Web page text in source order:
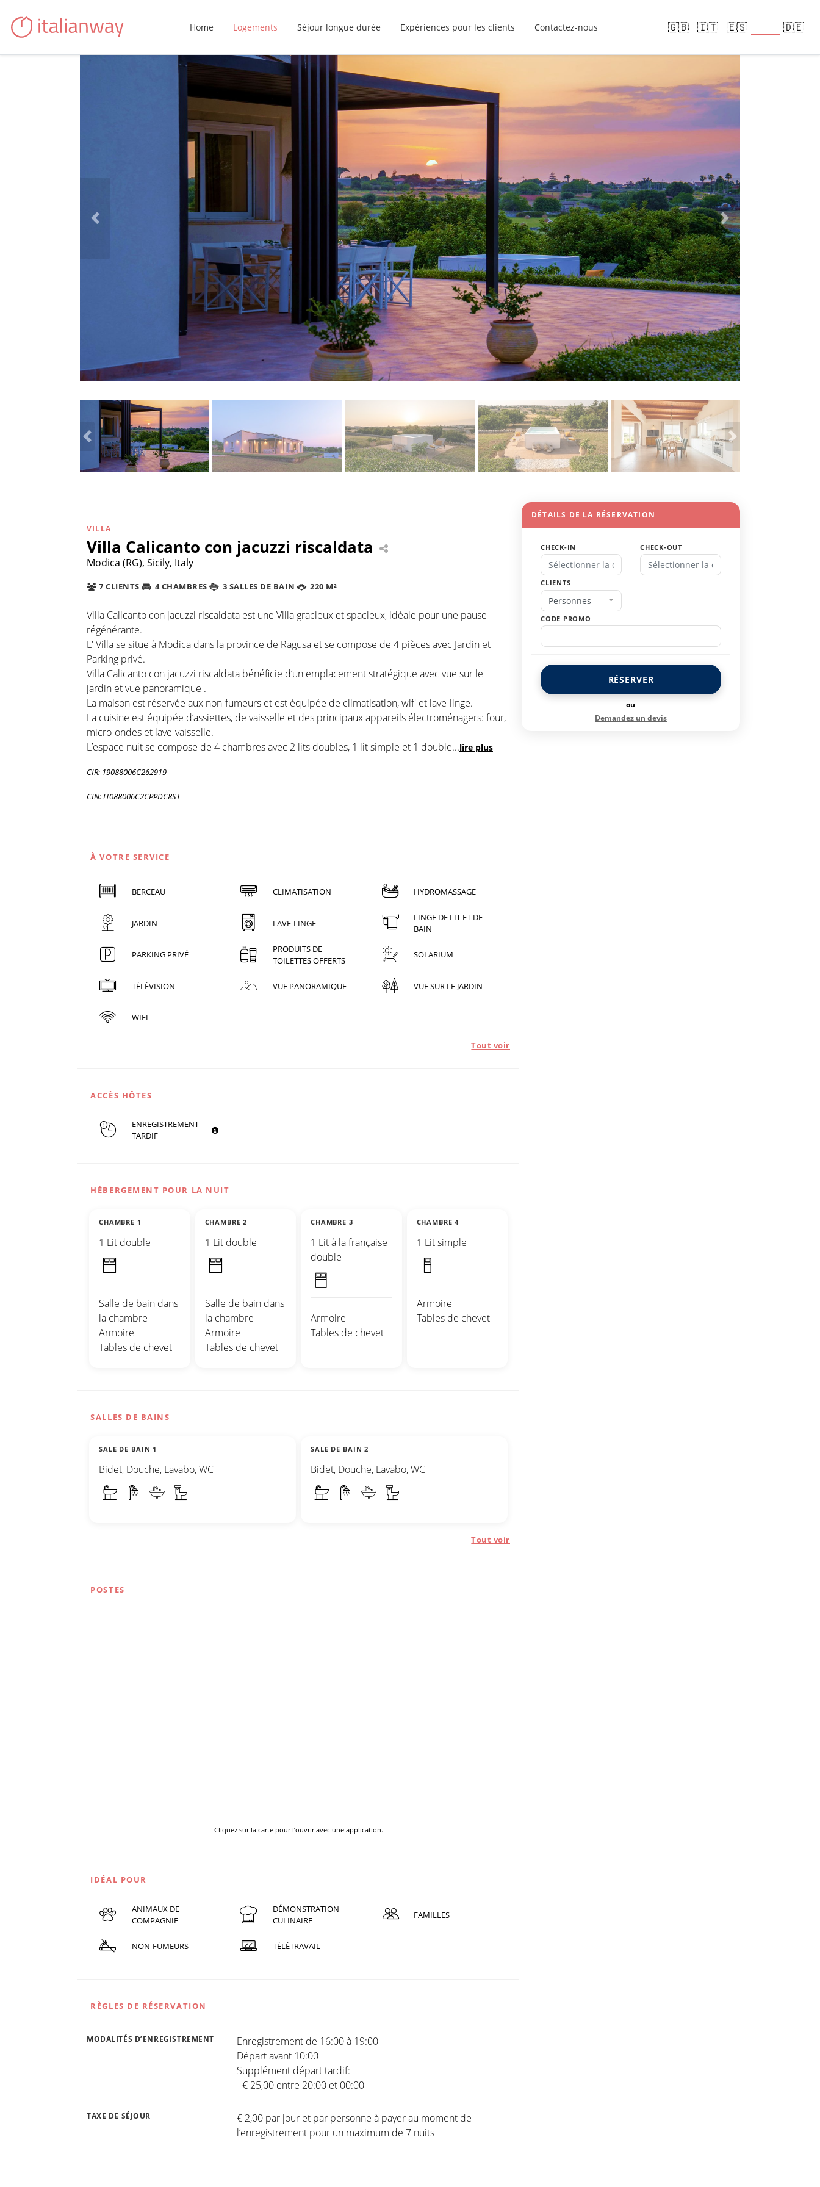
Home Logements Séjour longue durée Expériences pour les clients Contactez-nous 🇬🇧 🇮🇹 🇪🇸 🇩🇪
VILLA
Villa Calicanto con jacuzzi riscaldata
Modica (RG), Sicily, Italy
7 CLIENTS 4 CHAMBRES 3 SALLES DE BAIN 220 M²
Villa Calicanto con jacuzzi riscaldata est une Villa gracieux et spacieux, idéale pour une pause
régénérante.
L' Villa se situe à Modica dans la province de Ragusa et se compose de 4 pièces avec Jardin et
Parking privé.
Villa Calicanto con jacuzzi riscaldata bénéficie d’un emplacement stratégique avec vue sur le
jardin et vue panoramique .
La maison est réservée aux non-fumeurs et est équipée de climatisation, wifi et lave-linge.
La cuisine est équipée d’assiettes, de vaisselle et des principaux appareils électroménagers: four,
micro-ondes et lave-vaisselle.
L’espace nuit se compose de 4 chambres avec 2 lits doubles, 1 lit simple et 1 double...lire plus
CIR: 19088006C262919
CIN: IT088006C2CPPDC8ST
À VOTRE SERVICE
BERCEAU CLIMATISATION HYDROMASSAGE
JARDIN LAVE-LINGE
LINGE DE LIT ET DE
BAIN
PARKING PRIVÉ
PRODUITS DE
TOILETTES OFFERTS
SOLARIUM
TÉLÉVISION VUE PANORAMIQUE VUE SUR LE JARDIN
WIFI
Tout voir
ACCÈS HÔTES
ENREGISTREMENT
TARDIF
HÉBERGEMENT POUR LA NUIT
CHAMBRE 1
1 Lit double
Salle de bain dans
la chambre
Armoire
Tables de chevet
CHAMBRE 2
1 Lit double
Salle de bain dans
la chambre
Armoire
Tables de chevet
CHAMBRE 3
1 Lit à la française
double
Armoire
Tables de chevet
CHAMBRE 4
1 Lit simple
Armoire
Tables de chevet
SALLES DE BAINS
SALE DE BAIN 1
Bidet, Douche, Lavabo, WC
SALE DE BAIN 2
Bidet, Douche, Lavabo, WC
Tout voir
POSTES
Cliquez sur la carte pour l’ouvrir avec une application.
IDÉAL POUR
ANIMAUX DE
COMPAGNIE
DÉMONSTRATION
CULINAIRE
FAMILLES
NON-FUMEURS TÉLÉTRAVAIL
RÈGLES DE RÉSERVATION
MODALITÉS D’ENREGISTREMENT
Enregistrement de 16:00 à 19:00
Départ avant 10:00
Supplément départ tardif:
- € 25,00 entre 20:00 et 00:00
TAXE DE SÉJOUR
€ 2,00 par jour et par personne à payer au moment de
l’enregistrement pour un maximum de 7 nuits
DÉTAILS DE LA RÉSERVATION
CHECK-IN CHECK-OUT
CLIENTS
Personnes
CODE PROMO
RÉSERVER
ou
Demandez un devis